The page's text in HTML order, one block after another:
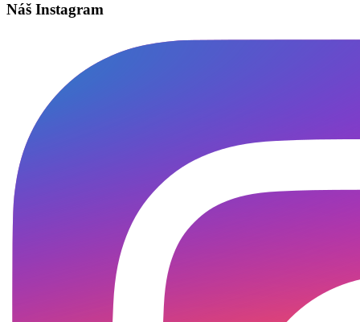
Náš Instagram